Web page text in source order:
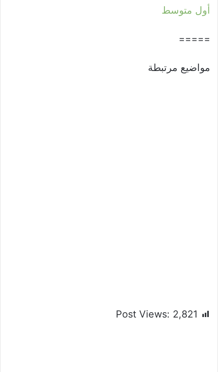
أول متوسط
=====
مواضيع مرتبطة
Post Views: 2,821